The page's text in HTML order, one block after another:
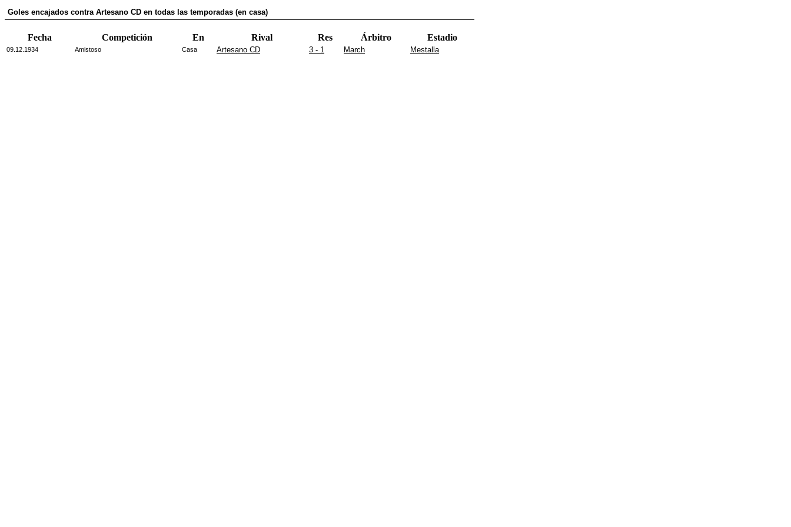
Goles encajados contra Artesano CD en todas las temporadas (en casa)
Fecha Competición En Rival Res Árbitro Estadio
09.12.1934 Amistoso Casa Artesano CD 3 - 1 March Mestalla